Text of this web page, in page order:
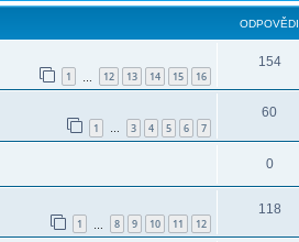
ODPOVĚDI
1 12 13 14 15 16
154
1 … 3 4 5 6 7
60
0
1 8 9 10 11 12
118